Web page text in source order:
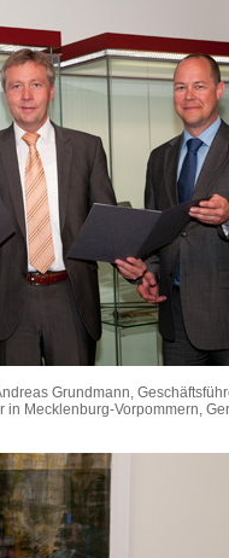
Grundmann,
in Mecklenburg-Vorpommern,